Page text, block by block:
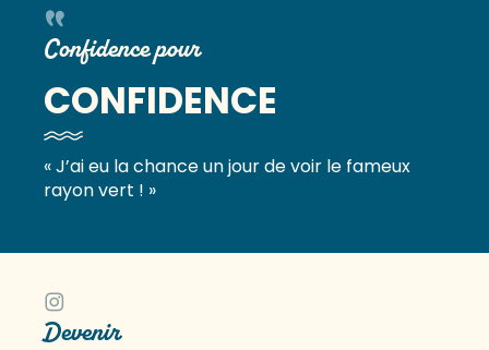
Confidence pour
CONFIDENCE
« J’ai eu la chance un jour de voir le fameux
rayon vert ! »
Devenir